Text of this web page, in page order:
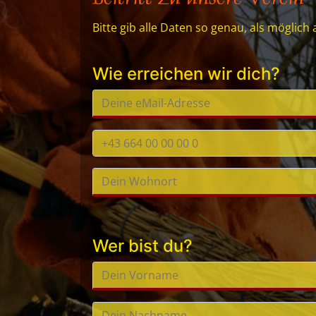
Bitte gib alle Daten so genau, als möglich
Wie erreichen wir dich?
Wer bist du?